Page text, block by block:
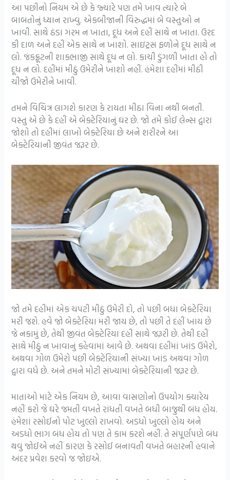
આ પછીનો નિયમ એ છે કે જ્યારે પણ તમે ખાવ ત્યારે બે
બાબતોનું ધ્યાન રાખ્વુ. એકબીજાની વિરુદ્ધમાં બે વસ્તુઓ ન
ખાવી. સાથે ઠંડા ગરમ ન ખાતા, દૂધ અને દહીં સાથે ન ખાતા. ઉરદ
કી દાળ અને દહીં એક સાથે ન ખાશો. સાઇટ્રસ ફળોને દૂધ સાથે ન
લો. જંકફ્રૂટની શાકભાજી સાથે દૂધ ન લો. કાચી ડુંગળી ખાતા હો તો
દૂધ ન લો. દહીંમાં મીઠું ઉમેરીને ખાશો નહીં. હંમેશા દહીંમાં મીઠી
ચીજો ઉમેરીને ખાવી.
તમને વિચિત્ર લાગશે કારણ કે રાયતા મીઠા વિના નથી બનતી.
વસ્તુ એ છે કે દહીં એ બેક્ટેરિયાનું ઘર છે. જો તમે કોઈ લેન્સ દ્વારા
જોશો તો દહીંમાં લાખો બેક્ટેરિયા છે અને શરીરને આ
બેક્ટેરિયાની જીવંત જરૂર છે.
જો તમે દહીંમાં એક ચપટી મીઠું ઉમેરી દો, તો પછી બધા બેક્ટેરિયા
મરી જશે. હવે જો બેક્ટેરિયા મરી જાય છે, તો પછી તે દહીં ખાય છે
જે નકામું છે, તેથી જીવંત બેક્ટેરિયા દહીં સાથે જરૂરી છે. તેથી દહીં
સાથે મીઠું ન ખાવાનું કહેવામાં આવે છે. અથવા દહીંમાં ખાંડ ઉમેરો,
અથવા ગોળ ઉમેરો પછી બેક્ટેરિયાની સંખ્યા ખાંડ અથવા ગોળ
દ્વારા વધે છે. અને તમને મોટી સંખ્યામાં બેક્ટેરિયાની જરૂર છે.
માતાઓ માટે એક નિયમ છે, આવા વાસણોનો ઉપયોગ ક્યારેય
નહીં કરો જે ઘરે જમતી વખતે રાંધતી વખતે બધી બાજુથી બંધ હોય.
હંમેશાં રસોઈનો પોટ ખુલ્લો રાખવો. અડધો ખુલ્લો હોય અને
અડધો ભાગ બંધ હોય તો પણ તે કામ કરશે નહીં. તે સંપૂર્ણપણે બંધ
થવું જોઈએ નહીં કારણ કે રસોઈ બનાવતી વખતે બહારની હવાને
અંદર પ્રવેશ કરવો જ જોઇએ.